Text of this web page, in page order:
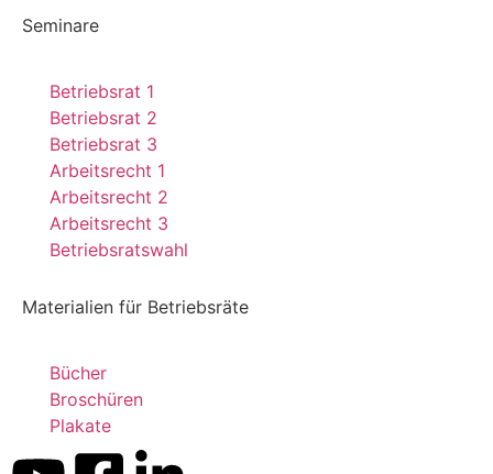
Seminare
Betriebsrat 1
Betriebsrat 2
Betriebsrat 3
Arbeitsrecht 1
Arbeitsrecht 2
Arbeitsrecht 3
Betriebsratswahl
Materialien für Betriebsräte
Bücher
Broschüren
Plakate
Kundenbewertungen und Erfahrungen zu
Dr. Kluge Seminare